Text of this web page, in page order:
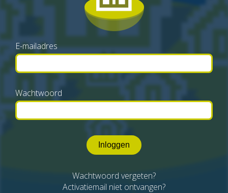
E-mailadres
Wachtwoord
Inloggen
Wachtwoord vergeten?
Activatiemail niet ontvangen?